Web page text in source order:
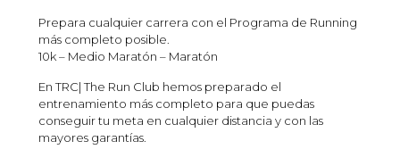
Prepara cualquier carrera con el Programa de Running
más completo posible.
10k – Medio Maratón – Maratón
En TRC| The Run Club hemos preparado el
entrenamiento más completo para que puedas
conseguir tu meta en cualquier distancia y con las
mayores garantías.